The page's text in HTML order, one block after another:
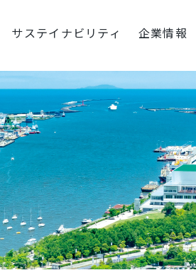
サステイナビリティ 企業情報